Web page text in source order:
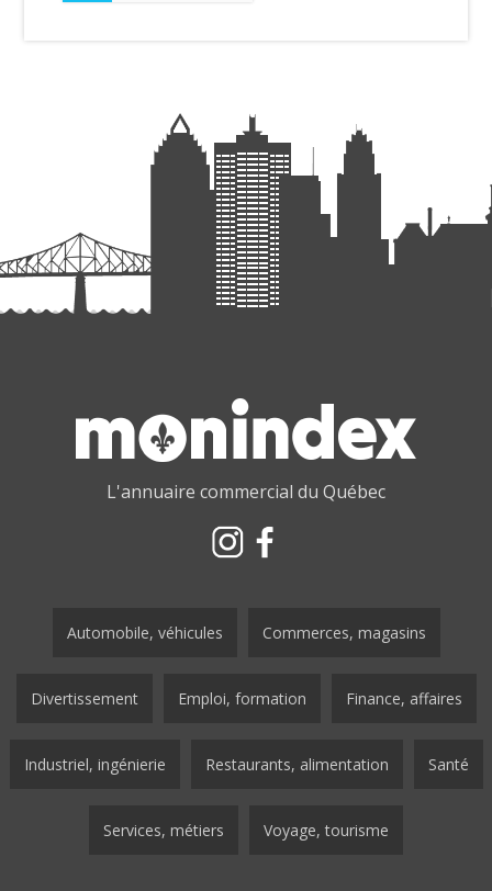
L'annuaire commercial du Québec
Automobile, véhicules Commerces, magasins
Divertissement Emploi, formation Finance, affaires
Industriel, ingénierie Restaurants, alimentation Santé
Services, métiers Voyage, tourisme